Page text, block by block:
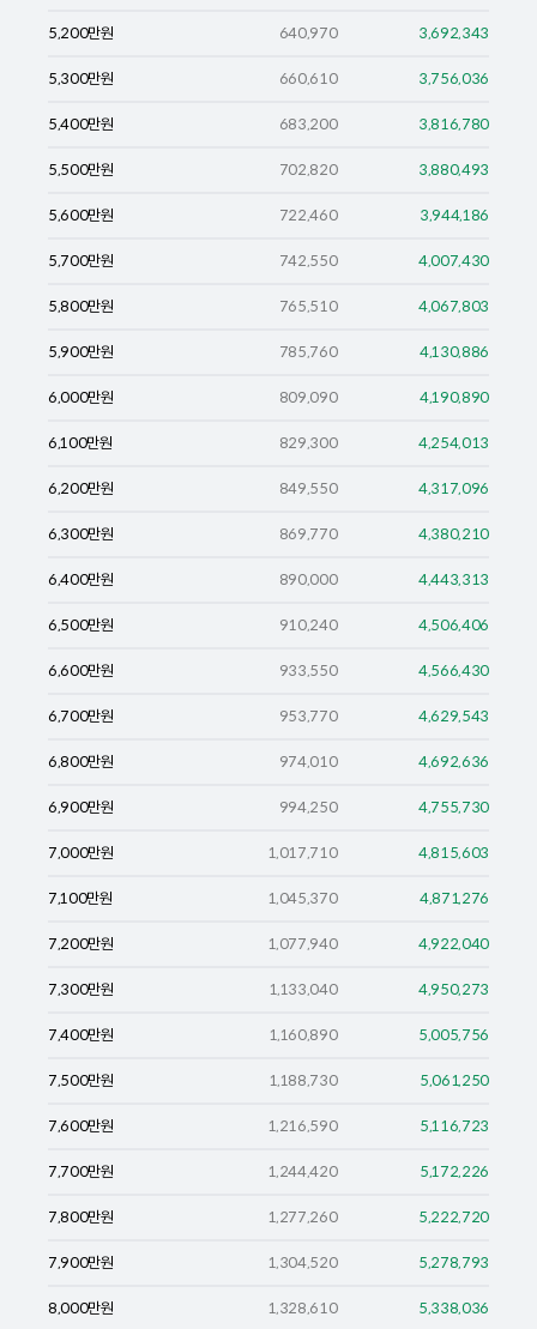
5,200만원 640,970 3,692,343
5,300만원 660,610 3,756,036
5,400만원 683,200 3,816,780
5,500만원 702,820 3,880,493
5,600만원 722,460 3,944,186
5,700만원 742,550 4,007,430
5,800만원 765,510 4,067,803
5,900만원 785,760 4,130,886
6,000만원 809,090 4,190,890
6,100만원 829,300 4,254,013
6,200만원 849,550 4,317,096
6,300만원 869,770 4,380,210
6,400만원 890,000 4,443,313
6,500만원 910,240 4,506,406
6,600만원 933,550 4,566,430
6,700만원 953,770 4,629,543
6,800만원 974,010 4,692,636
6,900만원 994,250 4,755,730
7,000만원 1,017,710 4,815,603
7,100만원 1,045,370 4,871,276
7,200만원 1,077,940 4,922,040
7,300만원 1,133,040 4,950,273
7,400만원 1,160,890 5,005,756
7,500만원 1,188,730 5,061,250
7,600만원 1,216,590 5,116,723
7,700만원 1,244,420 5,172,226
7,800만원 1,277,260 5,222,720
7,900만원 1,304,520 5,278,793
8,000만원 1,328,610 5,338,036